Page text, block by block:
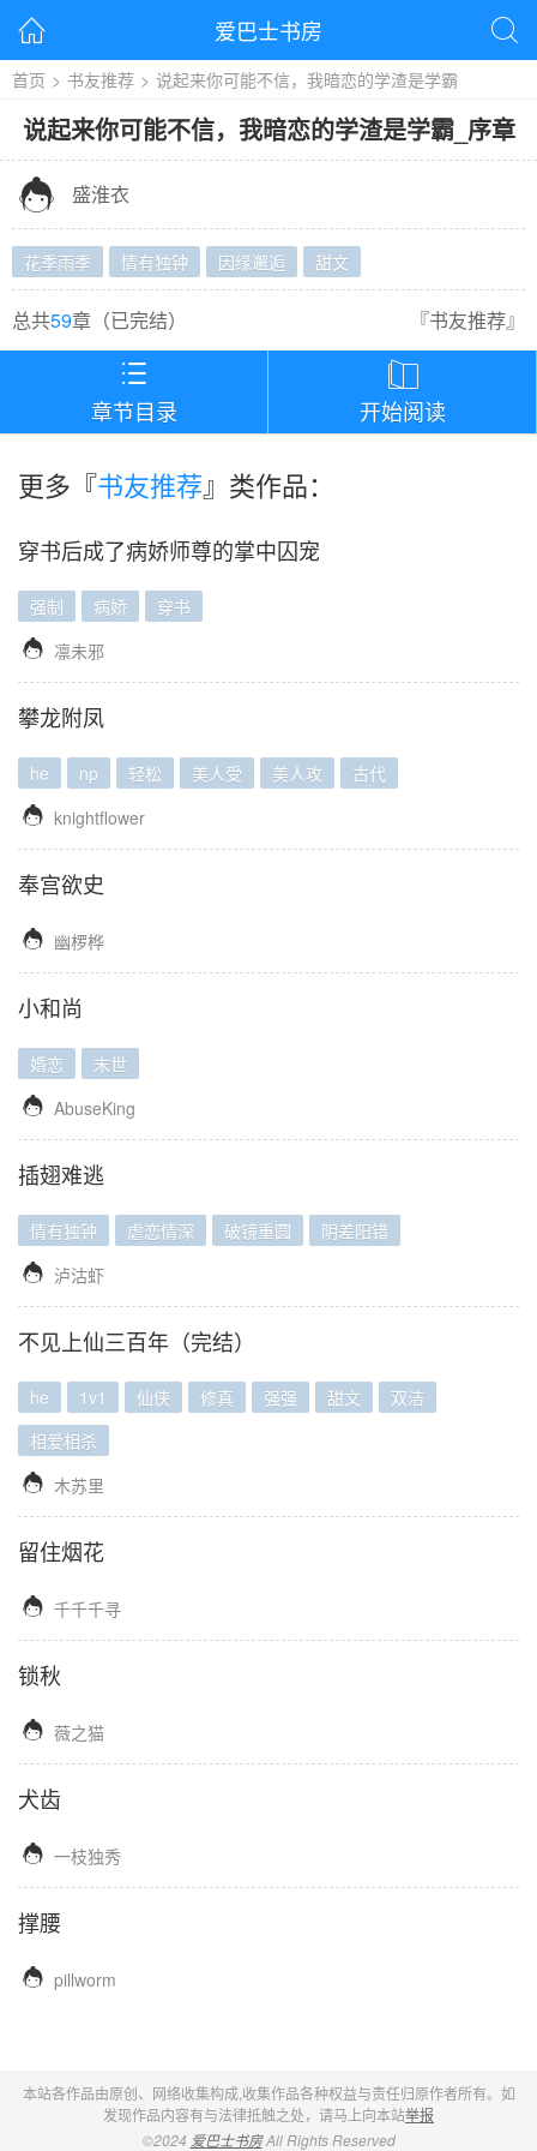
 爱巴士书房 
首页 > 书友推荐 > 说起来你可能不信，我暗恋的学渣是学霸
说起来你可能不信，我暗恋的学渣是学霸_ 序章
 盛淮衣
花季雨季 情有独钟 因缘邂逅 甜文
总共59章（已完结） 『书友推荐』

章节目录

开始阅读
更多『书友推荐』类作品：
穿书后成了病娇师尊的掌中囚宠
强制 病娇 穿书
 凛未邪
攀龙附凤
he np 轻松 美人受 美人攻 古代
 knightflower
奉宫欲史
 幽椤桦
小和尚
婚恋 末世
 AbuseKing
插翅难逃
情有独钟 虐恋情深 破镜重圆 阴差阳错
 泸沽虾
不见上仙三百年（完结）
he 1v1 仙侠 修真 强强 甜文
双洁
相爱相杀
 木苏里
留住烟花
 千千千寻
锁秋
 薇之猫
犬齿
 一枝独秀
撑腰
 pillworm
本站各作品由原创、网络收集构成,收集作品各种权益与责任归原作者所有。如
发现作品内容有与法律抵触之处，请马上向本站举报
©2024 爱巴士书房All Rights Reserved